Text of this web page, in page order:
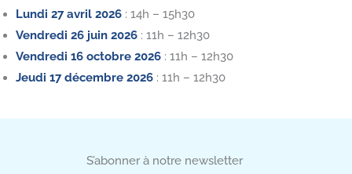
Lundi 27 avril 2026 : 14h – 15h30
Vendredi 26 juin 2026 : 11h – 12h30
Vendredi 16 octobre 2026 : 11h – 12h30
Jeudi 17 décembre 2026 : 11h – 12h30
S’abonner à notre newsletter